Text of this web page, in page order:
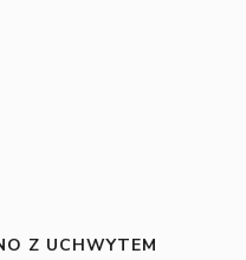
Z UCHWYTEM